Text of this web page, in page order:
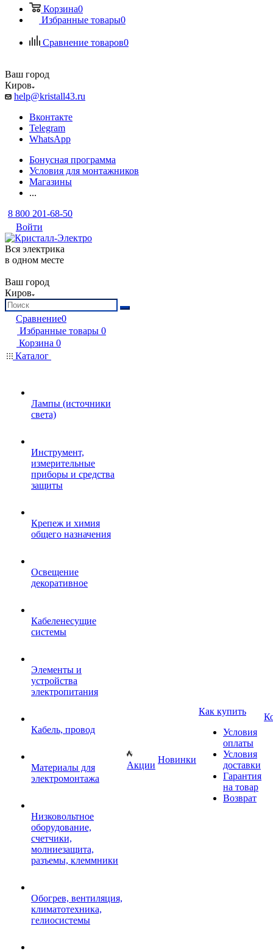
Корзина0
Избранные товары0
Сравнение товаров0
Ваш город
Киров
help@kristall43.ru
Вконтакте
Telegram
WhatsApp
Бонусная программа
Условия для монтажников
Магазины
...
8 800 201-68-50
Войти
Вся электрика
в одном месте
Ваш город
Киров
Сравнение0
Избранные товары 0
Корзина 0
Каталог
Лампы (источники
света)
Инструмент,
измерительные
приборы и средства
защиты
Крепеж и химия
общего назначения
Освещение
декоративное
Кабеленесущие
системы
Элементы и
устройства
электропитания
Кабель, провод
Материалы для
электромонтажа
Низковольтное
оборудование,
счетчики,
молниезащита,
разъемы, клеммники
Обогрев, вентиляция,
климатотехника,
гелиосистемы
Акции
Новинки
Как купить
Условия
оплаты
Условия
доставки
Гарантия
на товар
Возврат